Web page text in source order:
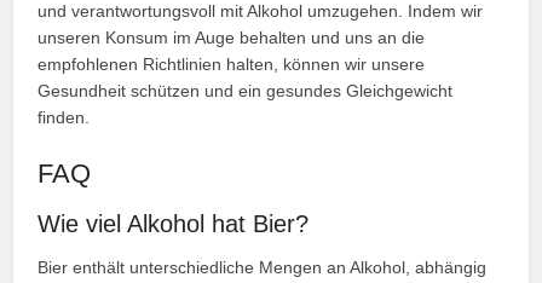
und verantwortungsvoll mit Alkohol umzugehen. Indem wir
unseren Konsum im Auge behalten und uns an die
empfohlenen Richtlinien halten, können wir unsere
Gesundheit schützen und ein gesundes Gleichgewicht
finden.
FAQ
Wie viel Alkohol hat Bier?
Bier enthält unterschiedliche Mengen an Alkohol, abhängig